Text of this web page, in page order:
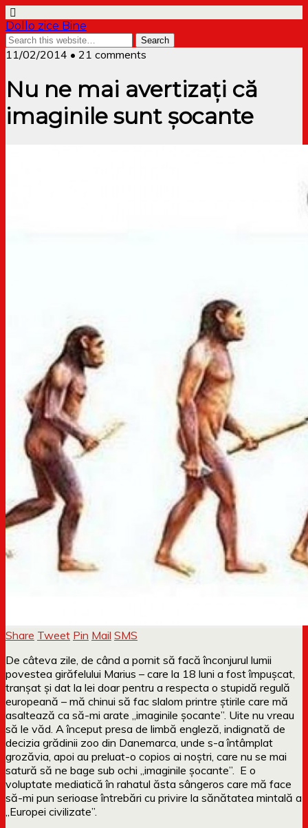
Dollo zice Bine
11/02/2014 • 21 comments
Nu ne mai avertizați că
imaginile sunt șocante
Share Tweet Pin Mail SMS
De câteva zile, de când a pornit să facă înconjurul lumii
povestea girăfelului Marius – care la 18 luni a fost împușcat,
tranșat și dat la lei doar pentru a respecta o stupidă regulă
europeană – mă chinui să fac slalom printre știrile care mă
asaltează ca să-mi arate „imaginile șocante”. Uite nu vreau
să le văd. A început presa de limbă engleză, indignată de
decizia grădinii zoo din Danemarca, unde s-a întâmplat
grozăvia, apoi au preluat-o copios ai noștri, care nu se mai
satură să ne bage sub ochi „imaginile șocante”. E o
voluptate mediatică în rahatul ăsta sângeros care mă face
să-mi pun serioase întrebări cu privire la sănătatea mintală a
„Europei civilizate”.